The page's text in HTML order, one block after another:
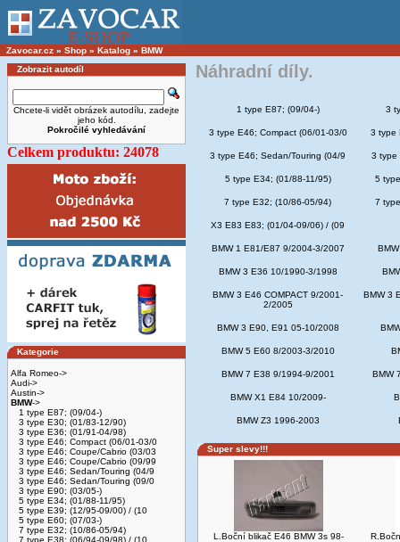
Zavocar.cz » Shop » Katalog » BMW
Zobrazit autodíl
Chcete-li vidět obrázek autodílu, zadejte
jeho kód.
Pokročilé vyhledávání
Celkem produktu: 24078
Kategorie
Alfa Romeo->
Audi->
Austin->
BMW->
1 type E87; (09/04-)
3 type E30; (01/83-12/90)
3 type E36; (01/91-04/98)
3 type E46; Compact (06/01-03/0
3 type E46; Coupe/Cabrio (03/03
3 type E46; Coupe/Cabrio (09/99
3 type E46; Sedan/Touring (04/9
3 type E46; Sedan/Touring (09/0
3 type E90; (03/05-)
5 type E34; (01/88-11/95)
5 type E39; (12/95-09/00) / (10
5 type E60; (07/03-)
7 type E32; (10/86-05/94)
7 type E38; (06/94-09/98) / (10
Náhradní díly.
1 type E87; (09/04-) 3
3 type E46; Compact (06/01-03/0 3 type
3 type E46; Sedan/Touring (04/9 3 type
5 type E34; (01/88-11/95) 5
7 type E32; (10/86-05/94) 7
X3 E83 E83; (01/04-09/06) / (09
BMW 1 E81/E87 9/2004-3/2007
BMW 3 E36 10/1990-3/1998
BMW 3 E46 COMPACT 9/2001-
2/2005
BMW 3
BMW 3 E90, E91 05-10/2008
BMW 5 E60 8/2003-3/2010
BMW 7 E38 9/1994-9/2001 BMW
BMW X1 E84 10/2009-
BMW Z3 1996-2003
Super slevy!!!
L.Boční blikač E46 BMW 3s 98-